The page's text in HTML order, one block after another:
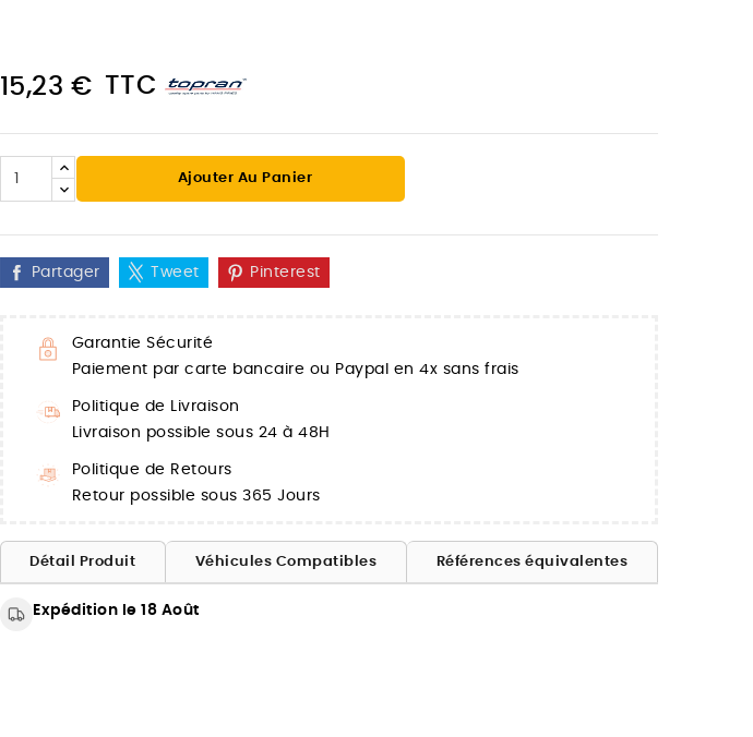
15,23 € TTC
Ajouter Au Panier
Partager Tweet Pinterest
Garantie Sécurité
Paiement par carte bancaire ou Paypal en 4x sans frais
Politique de Livraison
Livraison possible sous 24 à 48H
Politique de Retours
Retour possible sous 365 Jours
Détail Produit Véhicules Compatibles Références équivalentes
Expédition le 18 Août